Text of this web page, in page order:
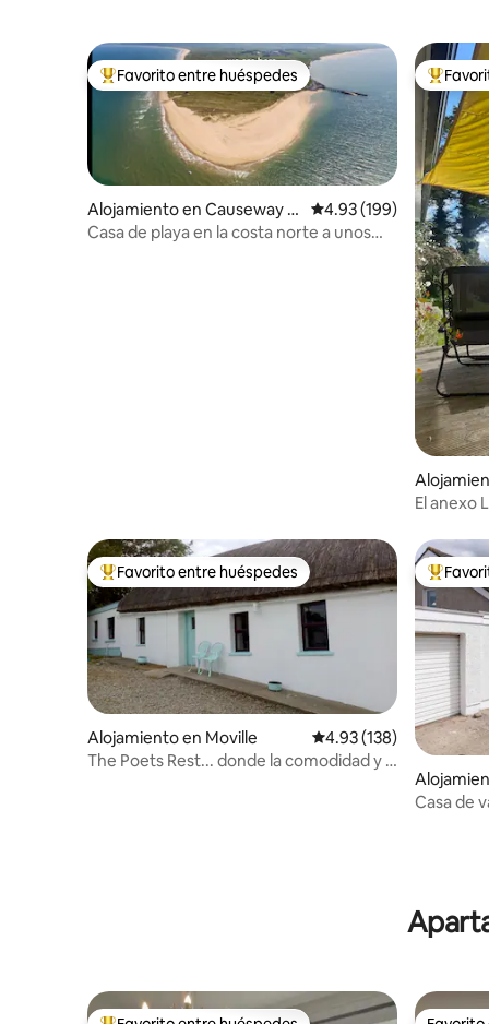
Favorito entre huéspedes preferido
Favorito entre huéspedes
Alojamiento en Causeway C
oast and Glens
Calificación promedio:
4.93 (199)
Casa de playa en la costa norte a unos
El anexo
Favorito entre huéspedes preferido
Favorito entre huéspedes
Alojamiento en Moville Calificación promedio:
4.93 (138)
The Poets Rest... donde la comodidad y la
Casa de